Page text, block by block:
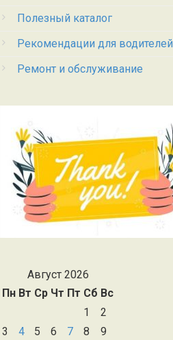
Полезный каталог
Рекомендации для водителей
Ремонт и обслуживание
Август 2026
Пн Вт Ср Чт Пт Сб Вс
1
2
3
4 5 6 7 8 9